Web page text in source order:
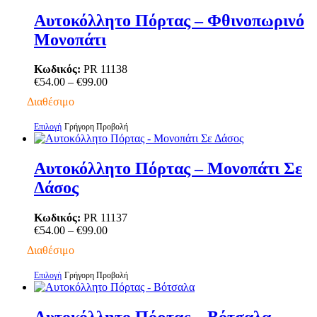
πολλαπλές
παραλλαγές.
επιλογές
μπορούν
επιλεγούν
σελίδα
του
Αυτοκόλλητο Πόρτας – Φθινοπωρινό
Μονοπάτι
Κωδικός: PR 11138
€54.00 – €99.00Price
€99.00
Διαθέσιμο
Επιλογή Αυτό
το
έχει
πολλαπλές
παραλλαγές.
επιλογές
μπορούν
επιλεγούν
σελίδα
του
Γρήγορη Προβολή
Αυτοκόλλητο Πόρτας – Μονοπάτι Σε
Δάσος
Κωδικός: PR 11137
€54.00 – €99.00Price
€99.00
Διαθέσιμο
Επιλογή Αυτό
το
Γρήγορη Προβολή